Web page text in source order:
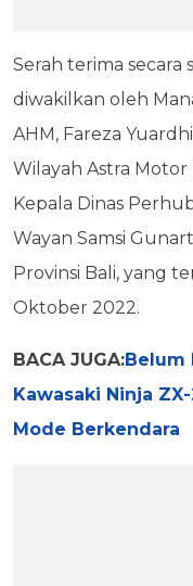
Serah terima secara
diwakilkan oleh
AHM, Fareza
Wilayah Astra Motor
Kepala Dinas
Wayan Samsi
Provinsi Bali, yang
Oktober 2022.
BACA JUGA:Belum
Kawasaki Ninja
Mode Berkendara